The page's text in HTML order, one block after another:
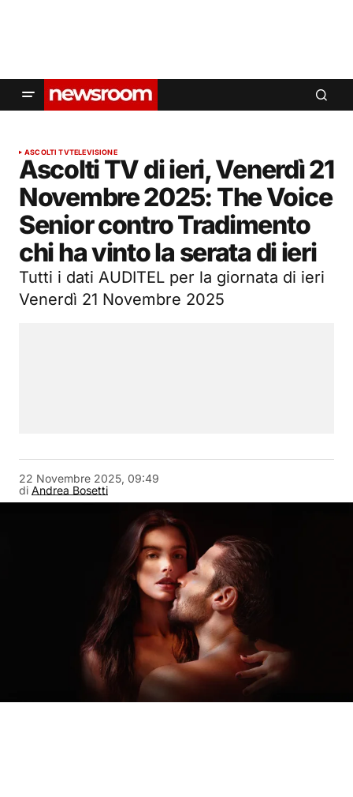
ASCOLTI TVTELEVISIONE
Ascolti TV di ieri, Venerdì 21
Novembre 2025: The Voice
Senior contro Tradimento
chi ha vinto la serata di ieri
Tutti i dati AUDITEL per la giornata di ieri
Venerdì 21 Novembre 2025
di Andrea Bosetti
22 Novembre 2025, 09:49